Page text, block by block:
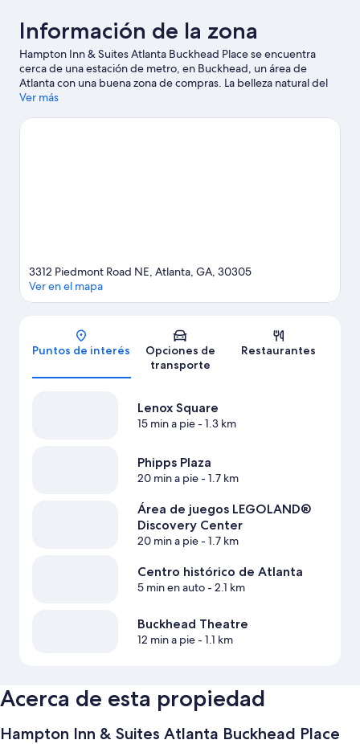
Información de la zona
Hampton Inn & Suites Atlanta Buckhead Place se encuentra
cerca de una estación de metro, en Buckhead, un área de
Atlanta con una buena zona de compras. La belleza natural del
área puede apreciarse en Piedmont Park y Parque Olímpico del
Georgia son algunos de los puntos de interés más populares del
Ver más
Mapa
3312 Piedmont Road NE, Atlanta, GA, 30305
Ver en el mapa
Puntos de interés
Opciones de
transporte
Restaurantes
Lenox Square
15 min a pie- 1.3 km
Phipps Plaza
20 min a pie- 1.7 km
Área de juegos LEGOLAND®
Discovery Center
20 min a pie- 1.7 km
Centro histórico de Atlanta
5 min en auto- 2.1 km
Buckhead Theatre
12 min a pie- 1.1 km
Acerca de esta propiedad
Hampton Inn & Suites Atlanta Buckhead Place